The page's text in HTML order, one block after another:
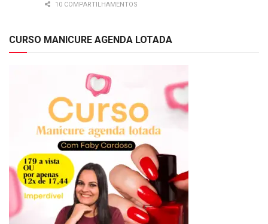
10 COMPARTILHAMENTOS
CURSO MANICURE AGENDA LOTADA